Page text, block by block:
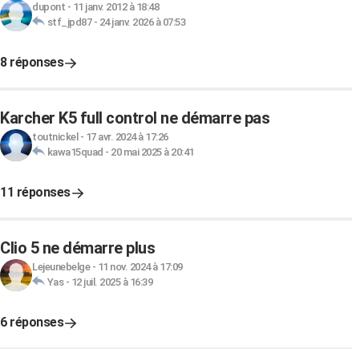
dupont - 11 janv. 2012 à 18:48
stf_jpd87- 24 janv. 2026 à 07:53
8 réponses
Karcher K5 full control ne démarre pas
toutnickel - 17 avr. 2024 à 17:26
kawa15quad - 20 mai 2025 à 20:41
11 réponses
Clio 5 ne démarre plus
Lejeunebelge- 11 nov. 2024 à 17:09
Yas- 12 juil. 2025 à 16:39
6 réponses